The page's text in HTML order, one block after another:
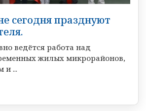
сегодня празднуют
ведётся работа над
жилых микрорайонов,
и ...